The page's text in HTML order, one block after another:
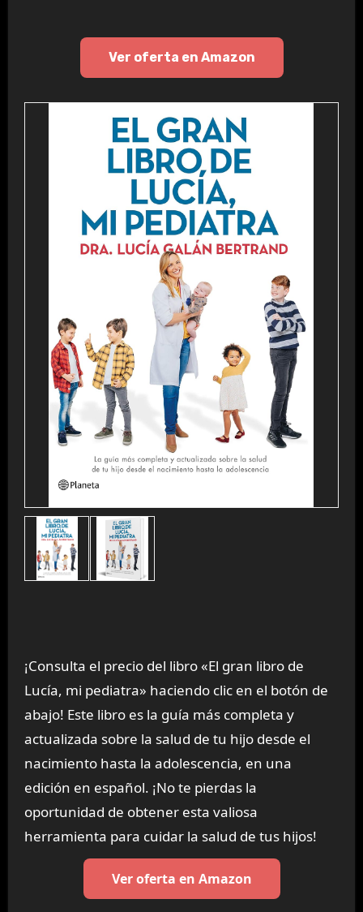
Ver oferta en Amazon
¡Consulta el precio del libro «El gran libro de
Lucía, mi pediatra» haciendo clic en el botón de
abajo! Este libro es la guía más completa y
actualizada sobre la salud de tu hijo desde el
nacimiento hasta la adolescencia, en una
edición en español. ¡No te pierdas la
oportunidad de obtener esta valiosa
herramienta para cuidar la salud de tus hijos!
Ver oferta en Amazon